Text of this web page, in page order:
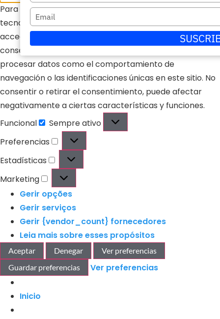
Para ofrecer las mejores experiencias, utilizamos
tecnologías como las cookies para almacenar y/o
acceder a la información del dispositivo. El
consentimiento de estas tecnologías nos permitirá
procesar datos como el comportamiento de
navegación o las identificaciones únicas en este sitio. No
consentir o retirar el consentimiento, puede afectar
negativamente a ciertas características y funciones.
Funcional
Sempre ativo
Preferencias
Estadísticas
Marketing
Gerir opções
Gerir serviços
Gerir {vendor_count} fornecedores
Leia mais sobre esses propósitos
Aceptar Denegar
Ver preferencias
Guardar preferencias
Ver preferencias
Inicio
su
nombre
Escriba
su
correo
electrónico